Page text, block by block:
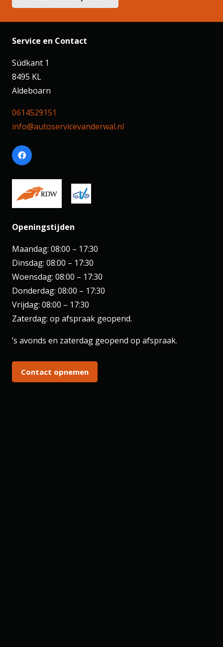
Service en Contact
Súdkant 1
8495 KL
Aldeboarn
0614529151
info@autoservicevanderwal.nl
Openingstijden
Maandag: 08:00 – 17:30
Dinsdag: 08:00 – 17:30
Woensdag: 08:00 – 17:30
Donderdag: 08:00 – 17:30
Vrijdag: 08:00 – 17:30
Zaterdag: op afspraak geopend.
’s avonds en zaterdag geopend op afspraak.
Contact opnemen